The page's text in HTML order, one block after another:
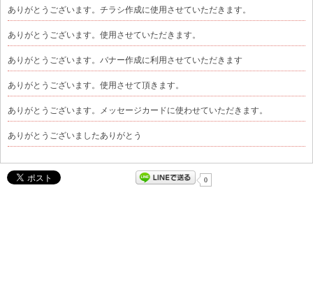
ありがとうございます。チラシ作成に使用させていただきます。
ありがとうございます。使用させていただきます。
ありがとうございます。バナー作成に利用させていただきます
ありがとうございます。使用させて頂きます。
ありがとうございます。メッセージカードに使わせていただきます。
ありがとうございましたありがとう
0